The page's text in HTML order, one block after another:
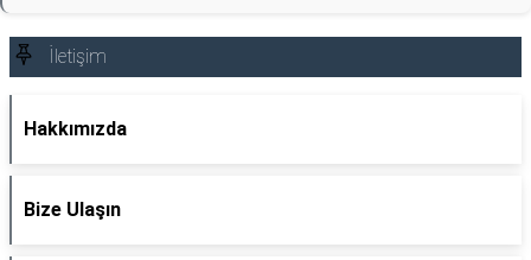
İletişim
Hakkımızda
Bize Ulaşın